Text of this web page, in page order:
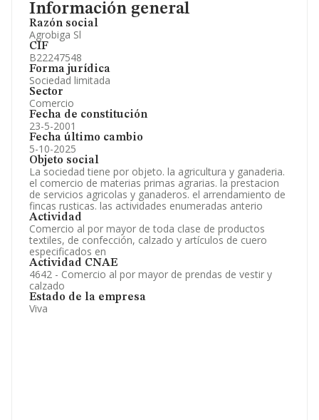
Información general
Razón social
Agrobiga Sl
CIF
B22247548
Forma jurídica
Sociedad limitada
Sector
Comercio
Fecha de constitución
23-5-2001
Fecha último cambio
5-10-2025
Objeto social
La sociedad tiene por objeto. la agricultura y ganaderia.
el comercio de materias primas agrarias. la prestacion
de servicios agricolas y ganaderos. el arrendamiento de
fincas rusticas. las actividades enumeradas anterio
Actividad
Comercio al por mayor de toda clase de productos
textiles, de confección, calzado y artículos de cuero
especificados en
Actividad CNAE
4642 - Comercio al por mayor de prendas de vestir y
calzado
Estado de la empresa
Viva